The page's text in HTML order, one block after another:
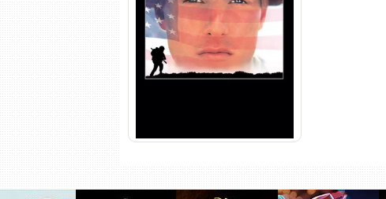
Nascido em 4 de Julho
Torrent (1989) WEB-DL 1080p
Dual Áudio